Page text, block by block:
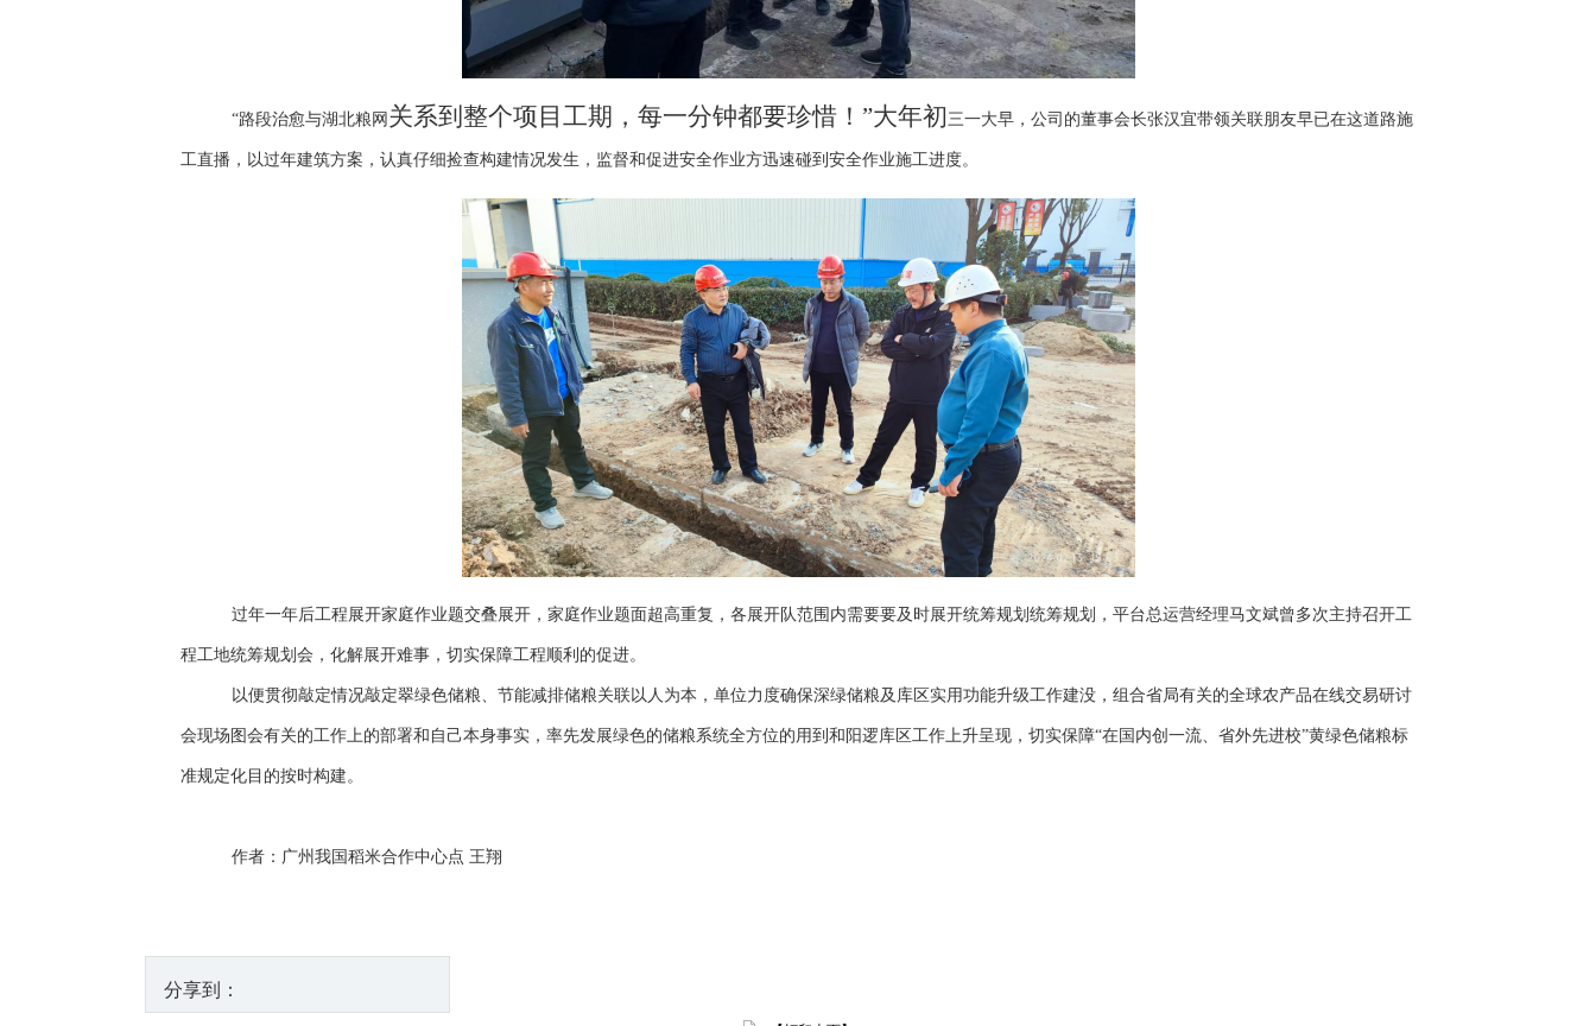
“路段治愈与湖北粮网 关系到整个项目工期，每一分钟都要珍惜！ ”大年初三一大早，公司的董事会长张汉宜带领关联朋友早已在这道路施
工直播，以过年建筑方案，认真仔细捡查构建情况发生，监督和促进安全作业方迅速碰到安全作业施工进度。
过年一年后工程展开家庭作业题交叠展开，家庭作业题面超高重复，各展开队范围内需要要及时展开统筹规划统筹规划，平台总运营经理马文斌曾多次主持召开工
程工地统筹规划会，化解展开难事，切实保障工程顺利的促进。
以便贯彻敲定情况敲定翠绿色储粮、节能减排储粮关联以人为本，单位力度确保深绿储粮及库区实用功能升级工作建没，组合省局有关的全球农产品在线交易研讨
会现场图会有关的工作上的部署和自己本身事实，率先发展绿色的储粮系统全方位的用到和阳逻库区工作上升呈现，切实保障“在国内创一流、省外先进校”黄绿色储粮标
准规定化目的按时构建。
作者：广州我国稻米合作中心点 王翔
分享到：